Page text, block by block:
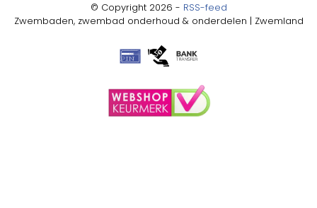
© Copyright 2026 - RSS-feed
Zwembaden, zwembad onderhoud & onderdelen | Zwemland